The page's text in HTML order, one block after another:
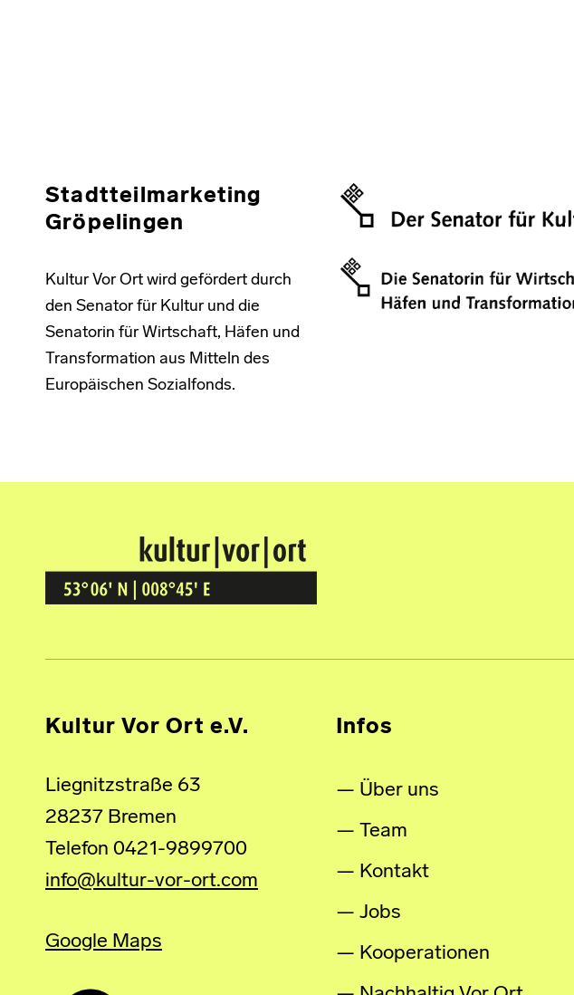
Stadtteilmarketing
Gröpelingen
Kultur Vor Ort wird gefördert durch
den Senator für Kultur und die
Senatorin für Wirtschaft, Häfen und
Transformation aus Mitteln des
Europäischen Sozialfonds.
Kultur Vor Ort
BREMEN GRÖPELINGEN
Kultur Vor Ort e.V.
Liegnitzstraße 63
28237 Bremen
Telefon 0421-9899700
info@kultur-vor-ort.com
Google Maps
Infos
Über uns
Team
Kontakt
Jobs
Kooperationen